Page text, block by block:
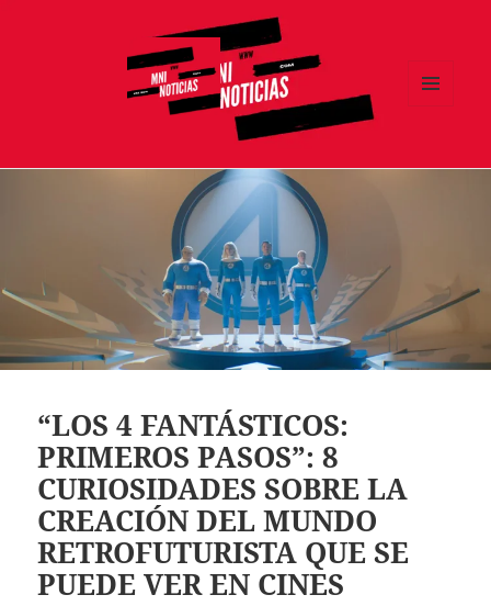
“LOS 4 FANTÁSTICOS:
PRIMEROS PASOS”: 8
CURIOSIDADES SOBRE LA
CREACIÓN DEL MUNDO
RETROFUTURISTA QUE SE
PUEDE VER EN CINES